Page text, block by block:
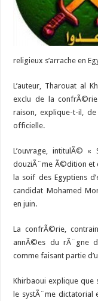
religieux s’arrache en
L’auteur, Tharouat al
exclu de la
raison, explique-t-il,
officielle.
L’ouvrage, intitulÃ©
douziÃ¨me Ã©dition et
la soif des Egyptiens
candidat Mohamed
en juin.
La confrÃ©rie,
annÃ©es du rÃ¨gne
comme faisant partie
Khirbaoui explique
le systÃ¨me dictatorial